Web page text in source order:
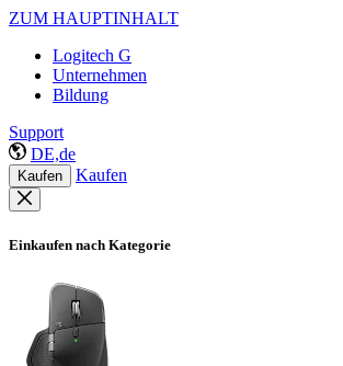
ZUM HAUPTINHALT
Logitech G
Unternehmen
Bildung
Support
DE,de
Kaufen Kaufen
Einkaufen nach Kategorie